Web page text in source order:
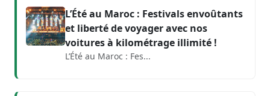
L’Été au Maroc : Festivals envoûtants
et liberté de voyager avec nos
voitures à kilométrage illimité !
L’Été au Maroc : Fes...